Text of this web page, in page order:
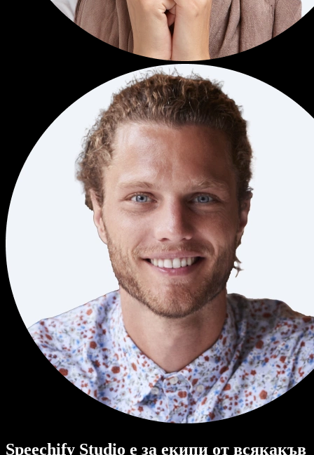
Speechify Studio е за екипи от всякакъв